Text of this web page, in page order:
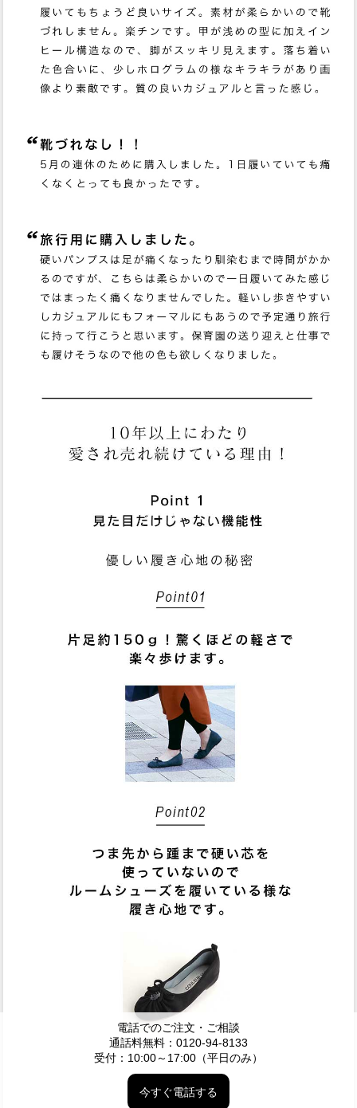
電話でのご注文・ご相談
通話料無料：0120-94-8133
受付：10:00～17:00（平日のみ）
今すぐ電話する